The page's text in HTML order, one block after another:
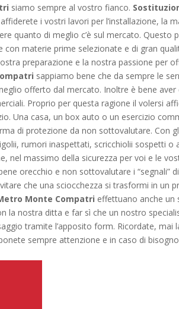
siamo sempre al vostro fianco.
affiderete i vostri lavori per l’installazione, la
quanto di meglio c’è sul mercato. Questo
materie prime selezionate e di gran
preparazione e la nostra passione per
sappiamo bene che da sempre le
offerto dal mercato. Inoltre è bene aver
Proprio per questa ragione il volersi
Una casa, un box auto o un esercizio
di protezione da non sottovalutare. Con
rumori inaspettati, scricchiolii sospetti o
nel massimo della sicurezza per voi e le
orecchio e non sottovalutare i “segnali”
che una sciocchezza si trasformi in un
Monte Compatri effettuano anche un
la nostra ditta e far sì che un nostro
tramite l’apposito form. Ricordate, mai
sempre attenzione e in caso di